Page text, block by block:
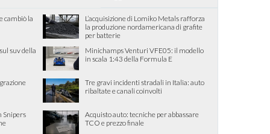
cambiò la
L’acquisizione di Lomiko Metals rafforza
la produzione nordamericana di grafite
per batterie
suv della
Minichamps Venturi VFE05: il modello
in scala 1:43 della Formula E
Tre gravi incidenti stradali in Italia: auto
ribaltate e canali coinvolti
Snipers
Acquisto auto: tecniche per abbassare
TCO e prezzo finale